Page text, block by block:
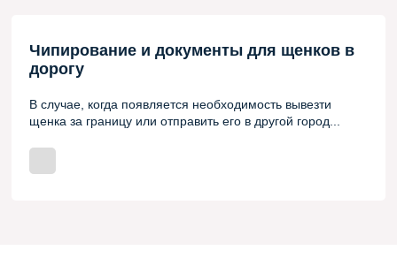
Чипирование и документы для щенков в
дорогу
В случае, когда появляется необходимость вывезти
щенка за границу или отправить его в другой город...